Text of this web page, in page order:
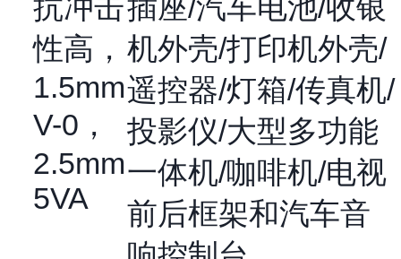
抗冲击
性高，
1.5mm
V-0，
2.5mm
5VA
插座/汽车电池/收银
机外壳/打印机外壳/
遥控器/灯箱/传真机/
投影仪/大型多功能
一体机/咖啡机/电视
前后框架和汽车音